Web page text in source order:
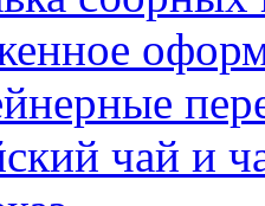
чай и